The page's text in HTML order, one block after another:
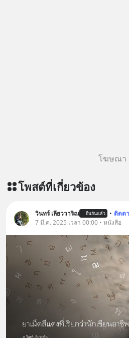
ผ่าน Line OA
https://lin.ee/
สนับสนุนโดย 📣
เครียด หลับยา
ผลิตภัณฑ์เสริม
บรรเทาความ
เพิ่มการผ่อนค
หลับมีประสิทธิภาพ
สั่งซื้อสินค้า
@diipgeek
https://lin.ee/
โฆษณา
โพสต์ที่เกี่ยวข้อง
วินทร์ เลียววาริณ ยืนยันแล้ว • ติดต
7 มี.ค. 2025 เวลา 00:00 • หนังสือ